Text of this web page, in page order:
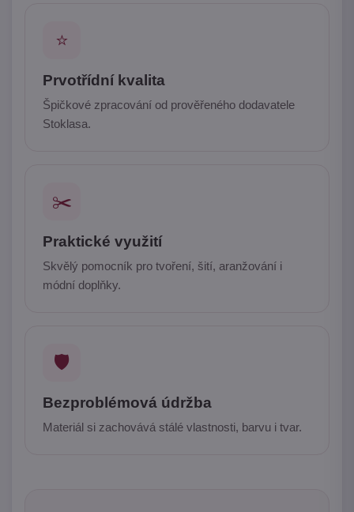
⭐
Prvotřídní kvalita
Špičkové zpracování od prověřeného dodavatele
Stoklasa.
✂️
Praktické využití
Skvělý pomocník pro tvoření, šití, aranžování i
módní doplňky.
🛡️
Bezproblémová údržba
Materiál si zachovává stálé vlastnosti, barvu i tvar.